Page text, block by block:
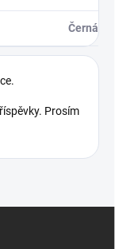
Černá
Prosím